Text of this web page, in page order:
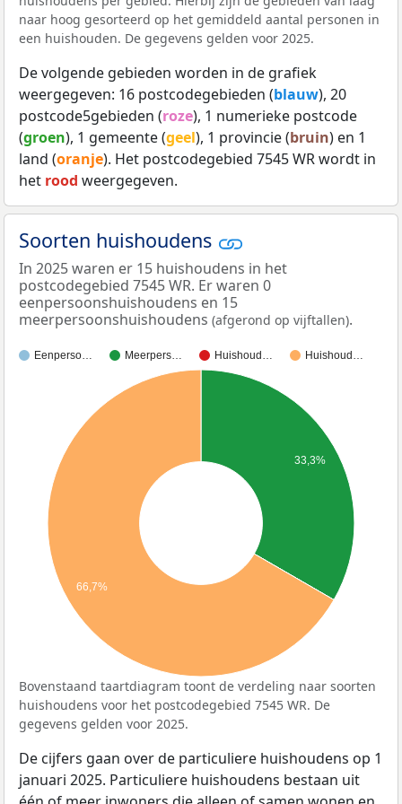
naar hoog gesorteerd op het gemiddeld aantal personen in
een huishouden. De gegevens gelden voor 2025.
De volgende gebieden worden in de grafiek
weergegeven: 16 postcodegebieden (blauw), 20
postcode5gebieden (roze), 1 numerieke postcode
(groen), 1 gemeente (geel), 1 provincie (bruin) en 1
land (oranje). Het postcodegebied 7545 WR wordt in
het rood weergegeven.
Soorten huishoudens
In 2025 waren er 15 huishoudens in het
postcodegebied 7545 WR. Er waren 0
eenpersoonshuishoudens en 15
meerpersoonshuishoudens (afgerond op vijftallen).
Eenperso… Meerpers… Huishoud… Huishoud…
33,3%
66,7%
Bovenstaand taartdiagram toont de verdeling naar soorten
huishoudens voor het postcodegebied 7545 WR. De
gegevens gelden voor 2025.
De cijfers gaan over de particuliere huishoudens op 1
januari 2025. Particuliere huishoudens bestaan uit